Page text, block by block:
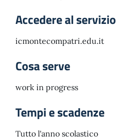
Accedere al servizio
icmontecompatri.edu.it
Cosa serve
work in progress
Tempi e scadenze
Tutto l'anno scolastico